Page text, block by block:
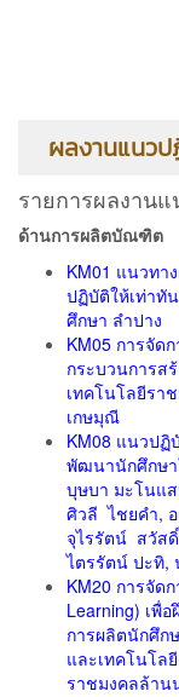
ผลงานแนว
รายการผลงาน
ด้านการผลิตบัณฑิต
KM01 แนวทา
ปฏิบัติให้เท่าทั
ศึกษา ลำปาง
KM05 การจัด
กระบวนการส
เทคโนโลยีรา
เกษมุณี
KM08 แนวปฏิ
พัฒนานักศึกษา
บุษบา มะโนแ
ศิวลี ไชยคำ, อ
จุไรรัตน์ สวัส
ไตรรัตน์ ปะทิ,
KM20 การจัด
Learning) เพื่
การผลิตนักศึก
และเทคโนโล
ราชมงคลล้าน